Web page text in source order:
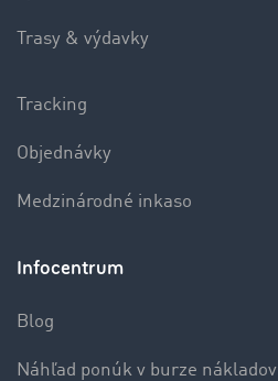
Trasy & výdavky
Tracking
Objednávky
Medzinárodné inkaso
Infocentrum
Blog
Náhľad ponúk v burze nákladov